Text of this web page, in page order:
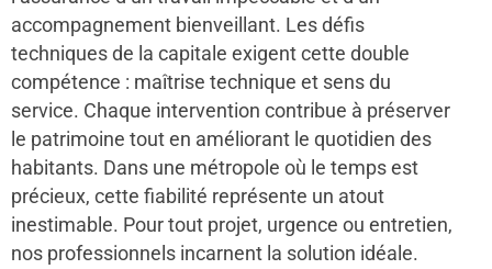
accompagnement bienveillant. Les défis
techniques de la capitale exigent cette double
compétence : maîtrise technique et sens du
service. Chaque intervention contribue à préserver
le patrimoine tout en améliorant le quotidien des
habitants. Dans une métropole où le temps est
précieux, cette fiabilité représente un atout
inestimable. Pour tout projet, urgence ou entretien,
nos professionnels incarnent la solution idéale.